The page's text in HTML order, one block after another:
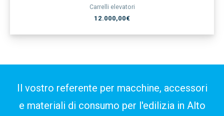
Carrelli elevatori
12.000,00€
Il vostro referente per macchine, accessori
e materiali di consumo per l'edilizia in Alto